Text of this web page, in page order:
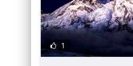
1